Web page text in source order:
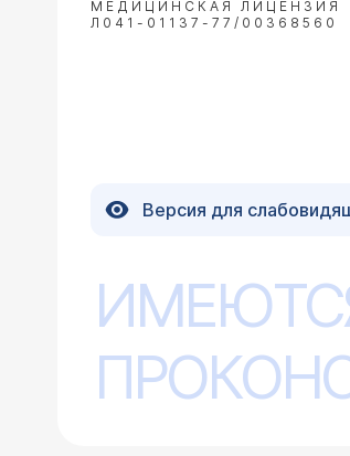
МЕДИЦИНСКАЯ ЛИЦЕНЗИЯ
Л041-01137-77/00368560
Версия для